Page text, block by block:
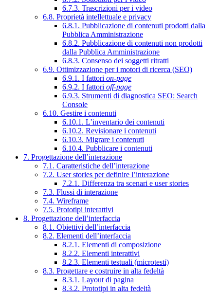
6.7.3. Trascrizioni per i video
6.8. Proprietà intellettuale e privacy
6.8.1. Pubblicazione di contenuti prodotti dalla
Pubblica Amministrazione
6.8.2. Pubblicazione di contenuti non prodotti
dalla Pubblica Amministrazione
6.8.3. Consenso dei soggetti ritratti
6.9. Ottimizzazione per i motori di ricerca (SEO)
6.9.1. I fattori on-page
6.9.2. I fattori off-page
6.9.3. Strumenti di diagnostica SEO: Search
Console
6.10. Gestire i contenuti
6.10.1. L’inventario dei contenuti
6.10.2. Revisionare i contenuti
6.10.3. Migrare i contenuti
6.10.4. Pubblicare i contenuti
7. Progettazione dell’interazione
7.1. Caratteristiche dell’interazione
7.2. User stories per definire l’interazione
7.2.1. Differenza tra scenari e user stories
7.3. Flussi di interazione
7.4. Wireframe
7.5. Prototipi interattivi
8. Progettazione dell’interfaccia
8.1. Obiettivi dell’interfaccia
8.2. Elementi dell’interfaccia
8.2.1. Elementi di composizione
8.2.2. Elementi interattivi
8.2.3. Elementi testuali (microtesti)
8.3. Progettare e costruire in alta fedeltà
8.3.1. Layout di pagina
8.3.2. Prototipi in alta fedeltà